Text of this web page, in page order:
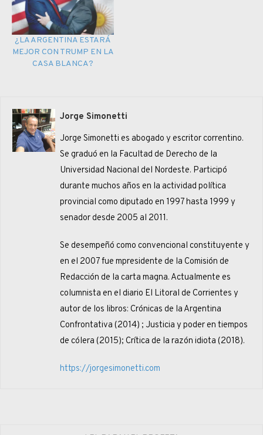
¿LA ARGENTINA ESTARÁ
MEJOR CON TRUMP EN LA
CASA BLANCA?
Jorge Simonetti
Jorge Simonetti es abogado y escritor correntino.
Se graduó en la Facultad de Derecho de la
Universidad Nacional del Nordeste. Participó
durante muchos años en la actividad política
provincial como diputado en 1997 hasta 1999 y
senador desde 2005 al 2011.
Se desempeñó como convencional constituyente y
en el 2007 fue mpresidente de la Comisión de
Redacción de la carta magna. Actualmente es
columnista en el diario El Litoral de Corrientes y
autor de los libros: Crónicas de la Argentina
Confrontativa (2014) ; Justicia y poder en tiempos
de cólera (2015); Crítica de la razón idiota (2018).
https://jorgesimonetti.com